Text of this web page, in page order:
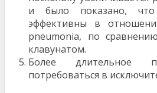
и было показано,
эффективны в
pneumonia, по
клавунатом.
Более длительное
потребоваться в